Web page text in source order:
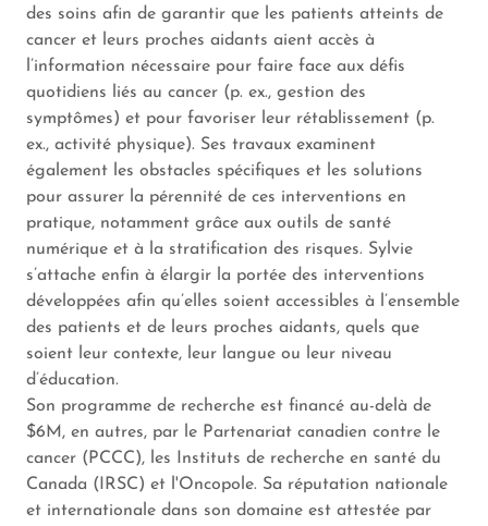
des soins afin de garantir que les patients atteints de
cancer et leurs proches aidants aient accès à
l’information nécessaire pour faire face aux défis
quotidiens liés au cancer (p. ex., gestion des
symptômes) et pour favoriser leur rétablissement (p.
ex., activité physique). Ses travaux examinent
également les obstacles spécifiques et les solutions
pour assurer la pérennité de ces interventions en
pratique, notamment grâce aux outils de santé
numérique et à la stratification des risques. Sylvie
s’attache enfin à élargir la portée des interventions
développées afin qu’elles soient accessibles à l’ensemble
des patients et de leurs proches aidants, quels que
soient leur contexte, leur langue ou leur niveau
d’éducation.
Son programme de recherche est financé au-delà de
$6M, en autres, par le Partenariat canadien contre le
cancer (PCCC), les Instituts de recherche en santé du
Canada (IRSC) et l'Oncopole. Sa réputation nationale
et internationale dans son domaine est attestée par